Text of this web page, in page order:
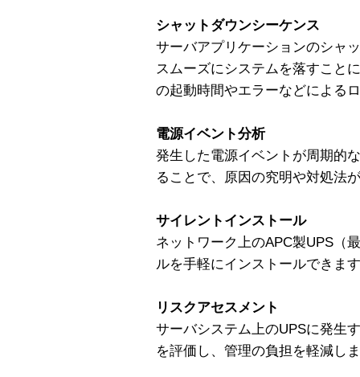
シャットダウンシーケンス
サーバアプリケーションのシャ
スムーズにシステムを落すこと
の起動時間やエラーなどによる
電源イベント分析
発生した電源イベントが周期的
ることで、原因の究明や対処法
サイレントインストール
ネットワーク上のAPC製UPS（
ルを手軽にインストールできま
リスクアセスメント
サーバシステム上のUPSに発生
を評価し、管理の負担を軽減し